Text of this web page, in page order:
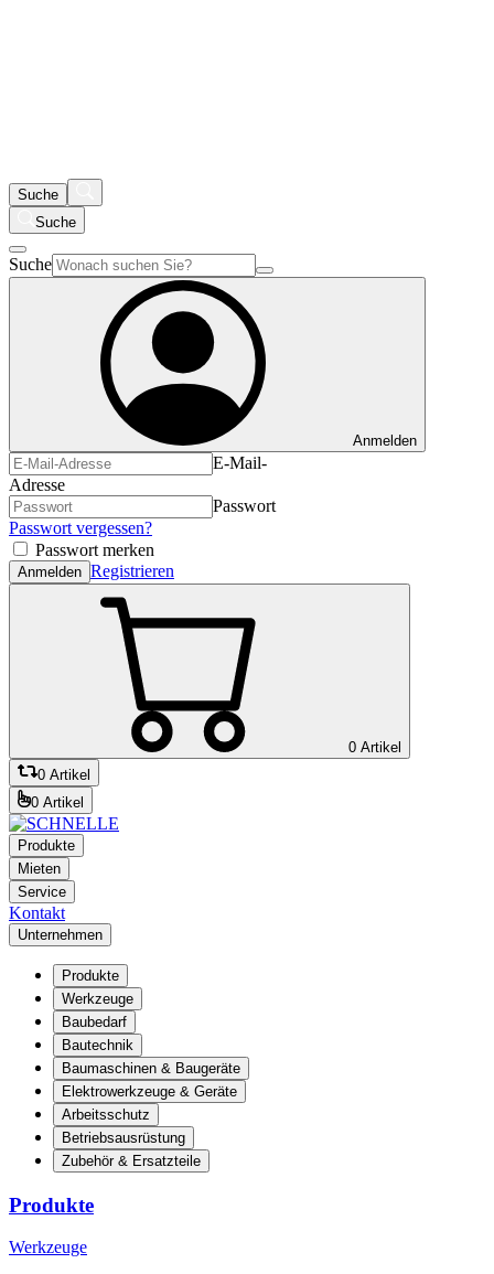
Suche
Suche
Suche
Anmelden
E-Mail-
Adresse
Passwort
Passwort vergessen?
Passwort merken
Anmelden Registrieren
0 Artikel
0 Artikel
0 Artikel
Produkte
Mieten
Service
Kontakt
Unternehmen
Produkte
Werkzeuge
Baubedarf
Bautechnik
Baumaschinen & Baugeräte
Elektrowerkzeuge & Geräte
Arbeitsschutz
Betriebsausrüstung
Zubehör & Ersatzteile
Produkte
Werkzeuge